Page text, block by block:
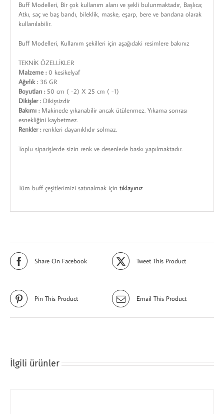
Buff Modelleri, Bir çok kullanım alanı ve şekli bulunmaktadır, Başlıca;
Atkı, saç ve baş bandı, bileklik, maske, eşarp, bere ve bandana olarak
kullanılabilir.
Buff Modelleri, Kullanım şekilleri için aşağıdaki resimlere bakınız
TEKNİK ÖZELLİKLER
Malzeme :0 kesikelyaf
Ağırlık :36 GR
Boyutları :50 cm ( -2) X 25 cm ( -1)
Dikişler : Dikişsizdir
Bakımı : Makinede yıkanabilir ancak ütülenmez. Yıkama sonrası
esnekliğini kaybetmez.
Renkler :renkleri dayanıklıdır solmaz.
Toplu siparişlerde sizin renk ve desenlerle baskı yapılmaktadır.
Tüm buff çeşitlerimizi satınalmak içintıklayınız
Share On Facebook Tweet This Product
Pin This Product Email This Product
İlgili ürünler